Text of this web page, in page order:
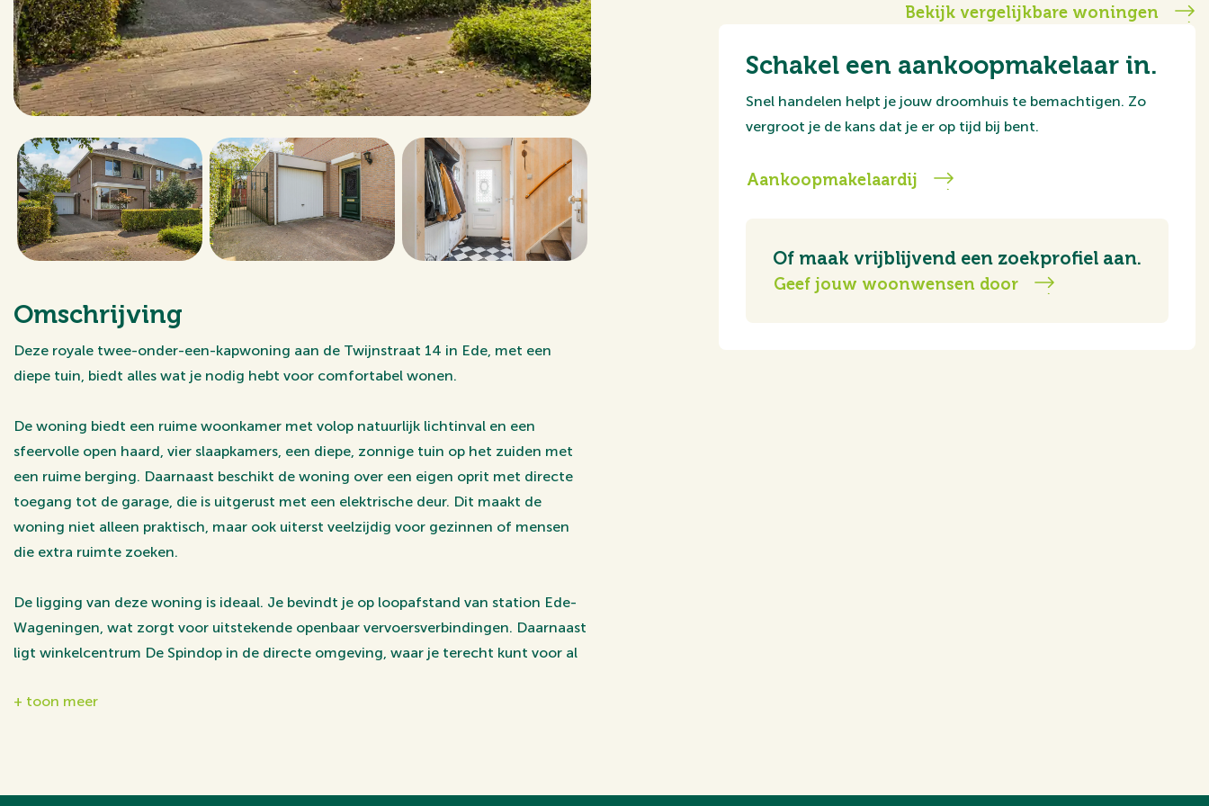
Omschrijving
Deze royale twee-onder-een-kapwoning aan de Twijnstraat 14 in Ede, met een
diepe tuin, biedt alles wat je nodig hebt voor comfortabel wonen.
De woning biedt een ruime woonkamer met volop natuurlijk lichtinval en een
sfeervolle open haard, vier slaapkamers, een diepe, zonnige tuin op het zuiden met
een ruime berging. Daarnaast beschikt de woning over een eigen oprit met directe
toegang tot de garage, die is uitgerust met een elektrische deur. Dit maakt de
woning niet alleen praktisch, maar ook uiterst veelzijdig voor gezinnen of mensen
die extra ruimte zoeken.
De ligging van deze woning is ideaal. Je bevindt je op loopafstand van station Ede-
Wageningen, wat zorgt voor uitstekende openbaar vervoersverbindingen. Daarnaast
ligt winkelcentrum De Spindop in de directe omgeving, waar je terecht kunt voor al
Edese bosgebied De Sysselt binnen enkele minuten te bereiken.
+ toon meer
Bekijk vergelijkbare woningen
Schakel een aankoopmakelaar in.
Snel handelen helpt je jouw droomhuis te bemachtigen. Zo
vergroot je de kans dat je er op tijd bij bent.
Aankoopmakelaardij
Of maak vrijblijvend een zoekprofiel aan.
Geef jouw woonwensen door